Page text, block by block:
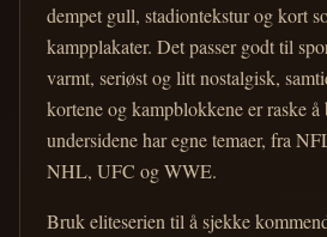
dempet gull, stadiontekstur og kort
kampplakater. Det passer godt til
varmt, seriøst og litt nostalgisk,
kortene og kampblokkene er raske
undersidene har egne temaer, fra
NHL, UFC og WWE.
Bruk eliteserien til å sjekke